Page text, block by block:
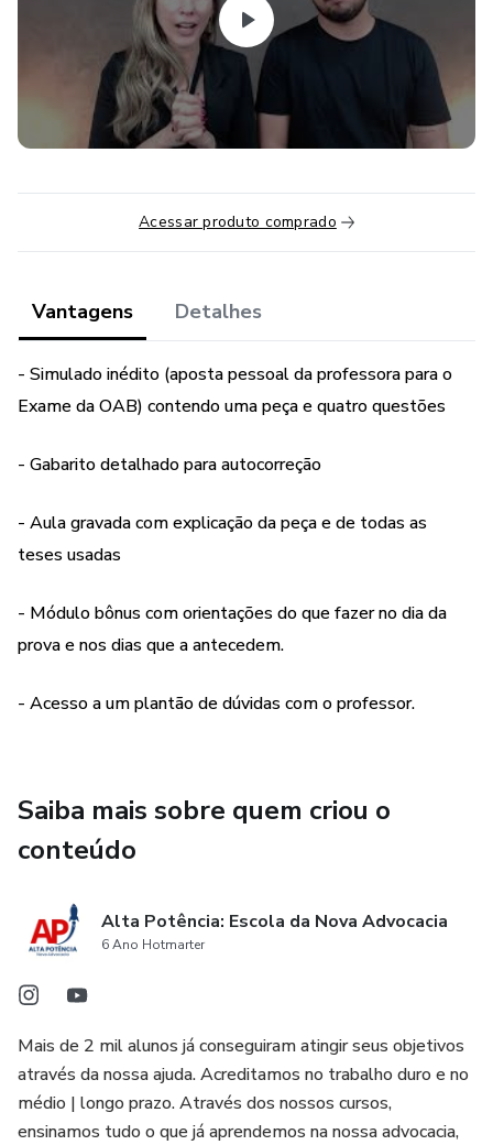
Acessar produto comprado
Vantagens Detalhes
- Simulado inédito (aposta pessoal da professora para o
Exame da OAB) contendo uma peça e quatro questões
- Gabarito detalhado para autocorreção
- Aula gravada com explicação da peça e de todas as
teses usadas
- Módulo bônus com orientações do que fazer no dia da
prova e nos dias que a antecedem.
- Acesso a um plantão de dúvidas com o professor.
Saiba mais sobre quem criou o
conteúdo
Alta Potência: Escola da Nova Advocacia
6 Ano Hotmarter
Mais de 2 mil alunos já conseguiram atingir seus objetivos
através da nossa ajuda. Acreditamos no trabalho duro e no
médio | longo prazo. Através dos nossos cursos,
ensinamos tudo o que já aprendemos na nossa advocacia,